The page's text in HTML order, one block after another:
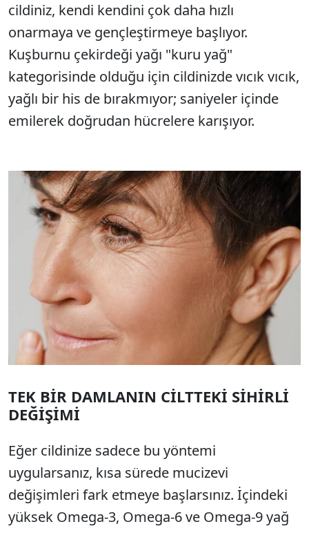
cildiniz, kendi kendini çok daha hızlı
onarmaya ve gençleştirmeye başlıyor.
Kuşburnu çekirdeği yağı "kuru yağ"
kategorisinde olduğu için cildinizde vıcık vıcık,
yağlı bir his de bırakmıyor; saniyeler içinde
emilerek doğrudan hücrelere karışıyor.
TEK BİR DAMLANIN CİLTTEKİ SİHİRLİ
DEĞİŞİMİ
Eğer cildinize sadece bu yöntemi
uygularsanız, kısa sürede mucizevi
değişimleri fark etmeye başlarsınız. İçindeki
yüksek Omega-3, Omega-6 ve Omega-9 yağ